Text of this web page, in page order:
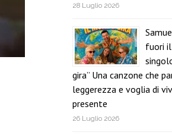
28 Luglio 2026
fuori
gira” Una canzone che
leggerezza e voglia di
presente
26 Luglio 2026